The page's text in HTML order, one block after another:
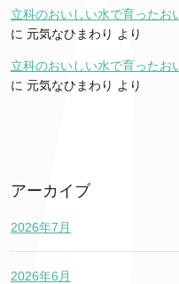
立科のおいしい水で育ったお
に 元気なひまわり より
立科のおいしい水で育ったお
に 元気なひまわり より
アーカイブ
2026年7月
2026年6月